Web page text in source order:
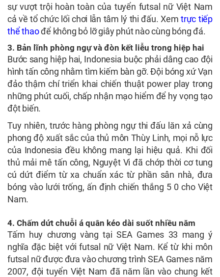
sự vượt trội hoàn toàn của tuyển futsal nữ Việt Nam
cả về tổ chức lối chơi lẫn tâm lý thi đấu. Xemtrực tiếp
thể thaođể không bỏ lỡ giây phút nào cùng bóng đá.
3. Bản lĩnh phòng ngự và đòn kết liễu trong hiệp hai
Bước sang hiệp hai, Indonesia buộc phải dâng cao đội
hình tấn công nhằm tìm kiếm bàn gỡ. Đội bóng xứ Vạn
đảo thậm chí triển khai chiến thuật power play trong
những phút cuối, chấp nhận mạo hiểm để hy vọng tạo
đột biến.
Tuy nhiên, trước hàng phòng ngự thi đấu lăn xả cùng
phong độ xuất sắc của thủ môn Thùy Linh, mọi nỗ lực
của Indonesia đều không mang lại hiệu quả. Khi đối
thủ mải mê tấn công, Nguyệt Vi đã chớp thời cơ tung
cú dứt điểm từ xa chuẩn xác từ phần sân nhà, đưa
bóng vào lưới trống, ấn định chiến thắng 5 0 cho Việt
Nam.
4. Chấm dứt chuỗi á quân kéo dài suốt nhiều năm
Tấm huy chương vàng tại SEA Games 33 mang ý
nghĩa đặc biệt với futsal nữ Việt Nam. Kể từ khi môn
futsal nữ được đưa vào chương trình SEA Games năm
2007, đội tuyển Việt Nam đã năm lần vào chung kết